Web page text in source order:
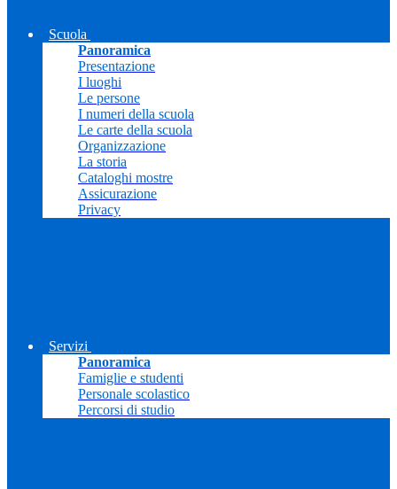
Scuola
Panoramica
Presentazione
I luoghi
Le persone
I numeri della scuola
Le carte della scuola
Organizzazione
La storia
Cataloghi mostre
Assicurazione
Privacy
Servizi
Panoramica
Famiglie e studenti
Personale scolastico
Percorsi di studio